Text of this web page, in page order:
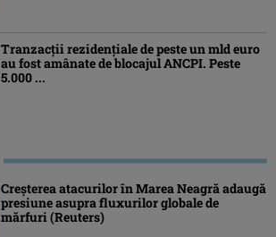
Tranzacții rezidențiale de peste un mld euro
au fost amânate de blocajul ANCPI. Peste
5.000 ...
Creşterea atacurilor în Marea Neagră adaugă
presiune asupra fluxurilor globale de
mărfuri (Reuters)